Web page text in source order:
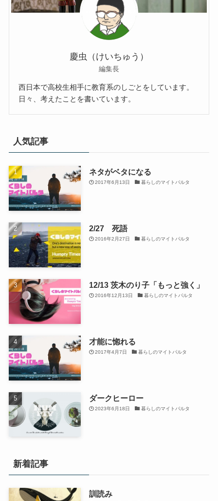
慶虫（けいちゅう）
編集長
西日本で高校生相手に教育系のしごとをしています。
日々、考えたことを書いています。
人気記事
ネタがベタになる
2017年6月13日 暮らしのマイトパルタ
2/27 死語
2016年2月27日 暮らしのマイトパルタ
12/13 茨木のり子「もっと強く」
2016年12月13日 暮らしのマイトパルタ
才能に惚れる
2017年4月7日 暮らしのマイトパルタ
ダークヒーロー
2023年6月18日 暮らしのマイトパルタ
新着記事
訓読み